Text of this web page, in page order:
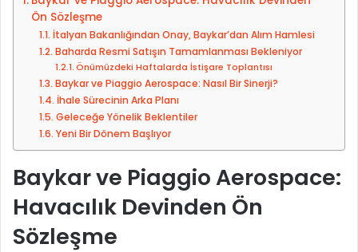
i
d
i
n
o
a
g
ö
n
d
r
e
Ön Sözleşme
İtalyan Bakanlığından Onay, Baykar’dan Alım Hamlesi
Baharda Resmi Satışın Tamamlanması Bekleniyor
Önümüzdeki Haftalarda İstişare Toplantısı
Baykar ve Piaggio Aerospace: Nasıl Bir Sinerji?
İhale Sürecinin Arka Planı
Geleceğe Yönelik Beklentiler
Yeni Bir Dönem Başlıyor
Baykar ve Piaggio Aerospace:
Havacılık Devinden Ön
Sözleşme